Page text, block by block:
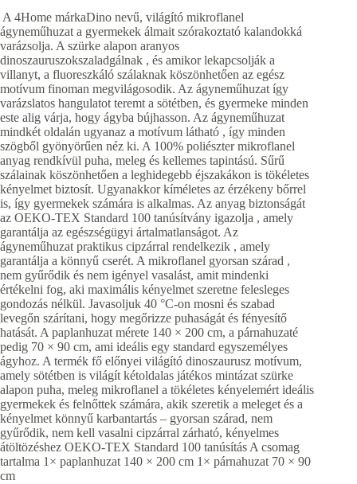
A 4Home márkaDino nevű, világító mikroflanel
ágyneműhuzat a gyermekek álmait szórakoztató kalandokká
varázsolja. A szürke alapon aranyos
dinoszauruszokszaladgálnak , és amikor lekapcsolják a
villanyt, a fluoreszkáló szálaknak köszönhetően az egész
motívum finoman megvilágosodik. Az ágyneműhuzat így
varázslatos hangulatot teremt a sötétben, és gyermeke minden
este alig várja, hogy ágyba bújhasson. Az ágyneműhuzat
mindkét oldalán ugyanaz a motívum látható , így minden
szögből gyönyörűen néz ki. A 100% poliészter mikroflanel
anyag rendkívül puha, meleg és kellemes tapintású. Sűrű
szálainak köszönhetően a leghidegebb éjszakákon is tökéletes
kényelmet biztosít. Ugyanakkor kíméletes az érzékeny bőrrel
is, így gyermekek számára is alkalmas. Az anyag biztonságát
az OEKO-TEX Standard 100 tanúsítvány igazolja , amely
garantálja az egészségügyi ártalmatlanságot. Az
ágyneműhuzat praktikus cipzárral rendelkezik , amely
garantálja a könnyű cserét. A mikroflanel gyorsan szárad ,
nem gyűrődik és nem igényel vasalást, amit mindenki
értékelni fog, aki maximális kényelmet szeretne felesleges
gondozás nélkül. Javasoljuk 40 °C-on mosni és szabad
levegőn szárítani, hogy megőrizze puhaságát és fényesítő
hatását. A paplanhuzat mérete 140 × 200 cm, a párnahuzaté
pedig 70 × 90 cm, ami ideális egy standard egyszemélyes
ágyhoz. A termék fő előnyei világító dinoszaurusz motívum,
amely sötétben is világít kétoldalas játékos mintázat szürke
alapon puha, meleg mikroflanel a tökéletes kényelemért ideális
gyermekek és felnőttek számára, akik szeretik a meleget és a
kényelmet könnyű karbantartás – gyorsan szárad, nem
gyűrődik, nem kell vasalni cipzárral zárható, kényelmes
átöltözéshez OEKO-TEX Standard 100 tanúsítás A csomag
tartalma 1× paplanhuzat 140 × 200 cm 1× párnahuzat 70 × 90
cm